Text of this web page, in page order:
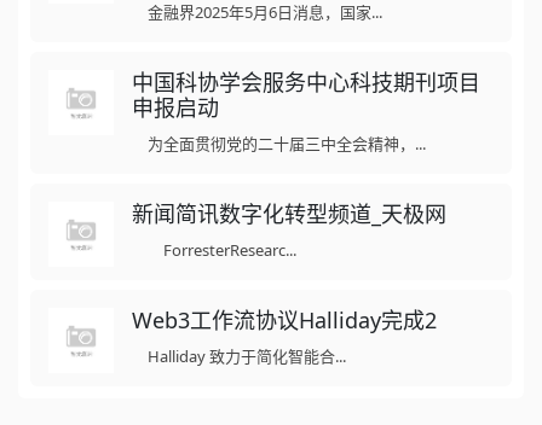
金融界2025年5月6日消息，国家...
中国科协学会服务中心科技期刊项目
申报启动
为全面贯彻党的二十届三中全会精神，...
新闻简讯数字化转型频道_天极网
ForresterResearc...
Web3工作流协议Halliday完成2
Halliday 致力于简化智能合...